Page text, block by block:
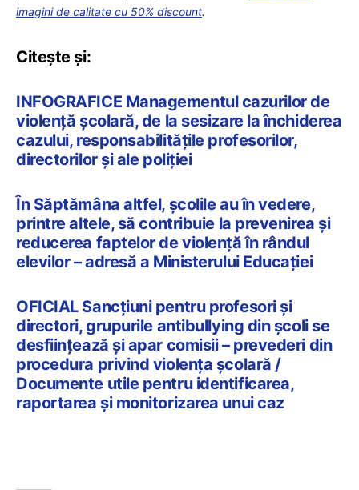
imagini de calitate cu 50% discount.
Citește și:
INFOGRAFICE Managementul cazurilor de
violență școlară, de la sesizare la închiderea
cazului, responsabilitățile profesorilor,
directorilor și ale poliției
În Săptămâna altfel, școlile au în vedere,
printre altele, să contribuie la prevenirea și
reducerea faptelor de violență în rândul
elevilor – adresă a Ministerului Educației
OFICIAL Sancțiuni pentru profesori și
directori, grupurile antibullying din școli se
desființează și apar comisii – prevederi din
procedura privind violența școlară /
Documente utile pentru identificarea,
raportarea și monitorizarea unui caz